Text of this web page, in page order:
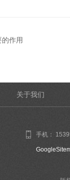
作用
关于我们
手机：